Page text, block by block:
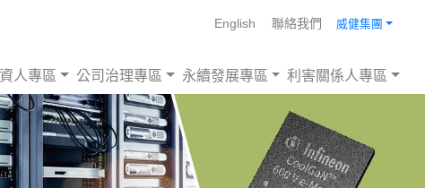
English 聯絡我們 威健集團
人專區 公司治理專區 永續發展專區 利害關係人專區